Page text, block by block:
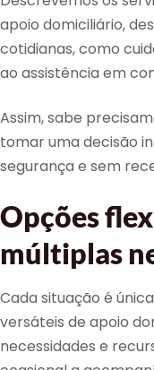
apoio domiciliário,
cotidianas, como
ao assistência em
Assim, sabe
tomar uma decisão
segurança e sem
Opções
múltiplas
Cada situação é
versáteis de apoio
necessidades e